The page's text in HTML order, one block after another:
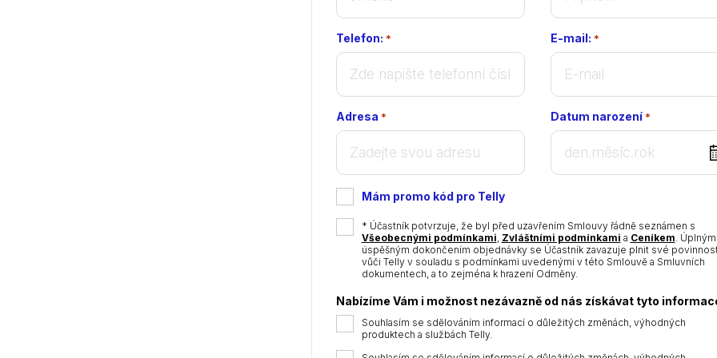
Telefon: * E-mail: *
Adresa * Datum narození *
DD
dot
YYYY
Mám promo kód pro Telly
* Účastník potvrzuje, že byl před uzavřením Smlouvy řádně seznámen s
Všeobecnými podmínkami, Zvláštními podmínkami a Ceníkem. Úplným
úspěšným dokončením objednávky se Účastník zavazuje plnit své
vůči Telly v souladu s podmínkami uvedenými v této Smlouvě a Smluvních
dokumentech, a to zejména k hrazení Odměny.
Nabízíme Vám i možnost nezávazně od nás získávat tyto
Souhlasím se sdělováním informací o důležitých změnách, výhodných
produktech a službách Telly.